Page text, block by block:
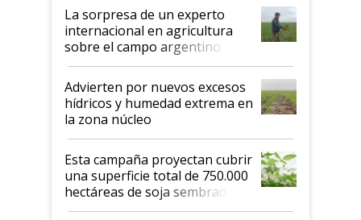
La sorpresa de un experto
internacional en agricultura
sobre el campo argentino:
"Estoy muy impresionado"
Advierten por nuevos excesos
hídricos y humedad extrema en
la zona núcleo
Esta campaña proyectan cubrir
una superficie total de 750.000
hectáreas de soja sembradas
con una nueva generación de